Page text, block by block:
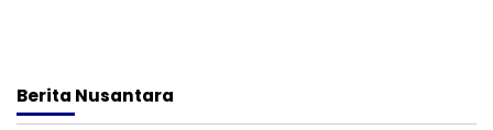
Berita Nusantara